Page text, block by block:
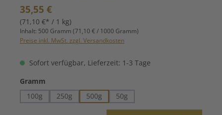
Regulärer Preis:
35,55 €
(71,10 €* / 1 kg)
Inhalt: 500 Gramm (71,10 € / 1000 Gramm)
Preise inkl. MwSt. zzgl. Versandkosten
Sofort verfügbar, Lieferzeit: 1-3 Tage
Gramm
100g
250g 500g 50g